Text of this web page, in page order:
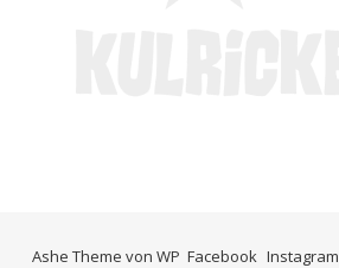
Facebook Instagram
Ashe Theme von WP